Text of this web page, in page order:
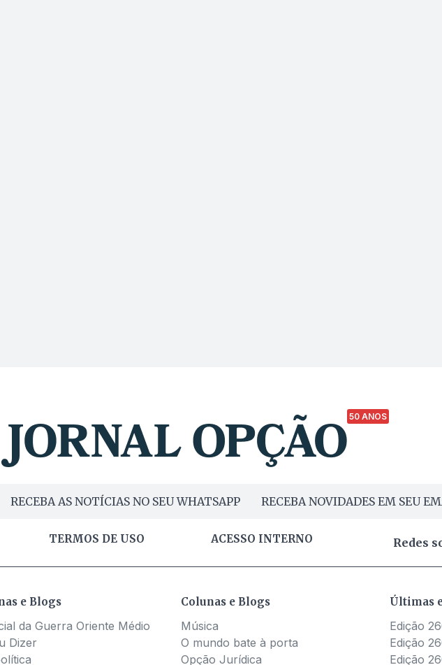
50 ANOS
RECEBA AS NOTÍCIAS NO SEU WHATSAPP RECEBA NOVIDADES EM SEU
TERMOS DE USO ACESSO INTERNO Redes
e Blogs
da Guerra Oriente Médio
Dizer
Colunas e Blogs
Música
O mundo bate à porta
Opção Jurídica
Últimas
Edição
Edição
Edição